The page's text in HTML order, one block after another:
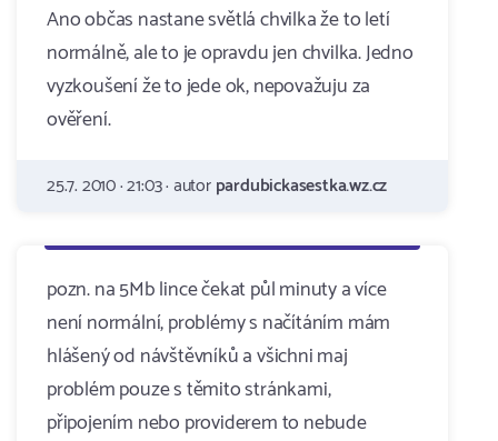
Ano občas nastane světlá chvilka že to letí
normálně, ale to je opravdu jen chvilka. Jedno
vyzkoušení že to jede ok, nepovažuju za
ověření.
25.7. 2010 · 21:03 · autorpardubickasestka.wz.cz
pozn. na 5Mb lince čekat půl minuty a více
není normální, problémy s načítáním mám
hlášený od návštěvníků a všichni maj
problém pouze s těmito stránkami,
připojením nebo providerem to nebude